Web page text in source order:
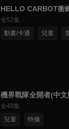
HELLO CARBOT衝
全52集
動畫/卡通
兒童
機界戰隊全開者(中文
全49集
兒童
特攝